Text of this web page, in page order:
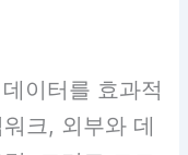
이터를 효과적
크, 외부와 데